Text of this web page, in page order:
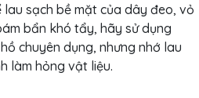
sạch bề mặt của dây đeo, vỏ
bẩn khó tẩy, hãy sử dụng
chuyên dụng, nhưng nhớ lau
làm hỏng vật liệu.